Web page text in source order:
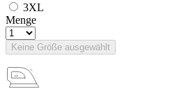
3XL
Menge
Keine Größe ausgewählt